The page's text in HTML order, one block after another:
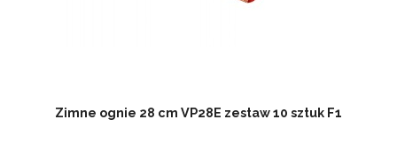
Zimne ognie 28 cm VP28E zestaw 10 sztuk F1